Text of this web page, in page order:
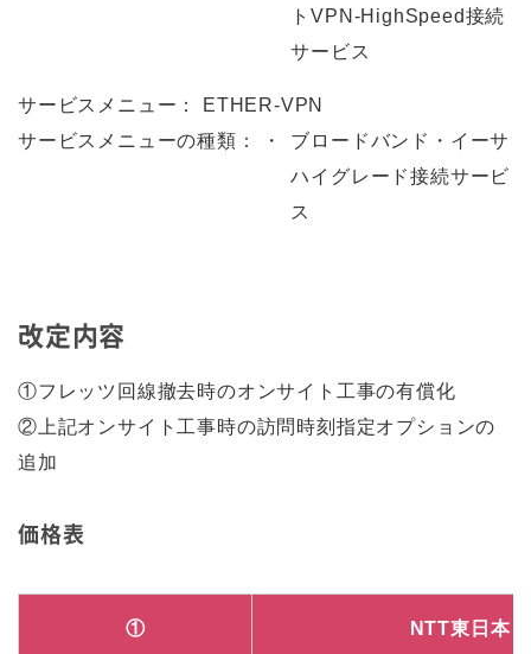
トVPN-HighSpeed接続
サービス
サービスメニュー：
ETHER-VPN
サービスメニューの種類：
ブロードバンド・イーサ
ハイグレード接続サービ
ス
改定内容
①フレッツ回線撤去時のオンサイト工事の有償化
②上記オンサイト工事時の訪問時刻指定オプションの
追加
価格表
① NTT東日本